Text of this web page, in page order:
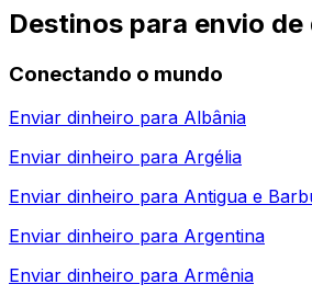
Destinos para envio de
Conectando o mundo
Enviar dinheiro para Albânia
Enviar dinheiro para Argélia
Enviar dinheiro para Antigua e
Enviar dinheiro para Argentina
Enviar dinheiro para Armênia